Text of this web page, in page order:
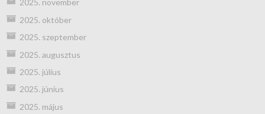
2025. november
2025. október
2025. szeptember
2025. augusztus
2025. július
2025. június
2025. május